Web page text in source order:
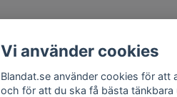
Vi använder cookies
Blandat.se använder cookies för att
och för att du ska få bästa